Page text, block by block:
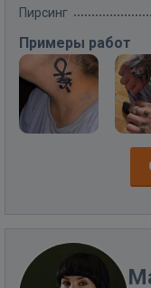
Пирсинг
Примеры работ